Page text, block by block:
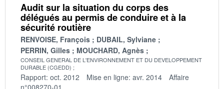
Audit sur la situation du corps des
délégués au permis de conduire et à la
sécurité routière
RENVOISE, François
DUBAIL, Sylviane
PERRIN, Gilles
MOUCHARD, Agnès
CONSEIL GENERAL DE L'ENVIRONNEMENT ET DU DEVELOPPEMENT
DURABLE (CGEDD)
Rapport: oct. 2012 Mise en ligne: avr. 2014
Affaire
n°008270-01